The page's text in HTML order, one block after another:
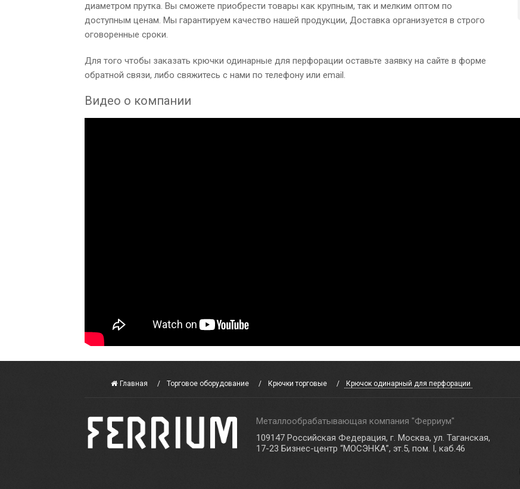
диаметром прутка. Вы сможете приобрести товары как крупным, так и мелким оптом по
доступным ценам. Мы гарантируем качество нашей продукции, Доставка организуется в строго
оговоренные сроки.
Для того чтобы заказать крючки одинарные для перфорации оставьте заявку на сайте в форме
обратной связи, либо свяжитесь с нами по телефону или email.
Видео о компании
Главная Торговое оборудование Крючки торговые Крючок одинарный для перфорации
Металлообрабатывающая компания "Ферриум"
109147 Российская Федерация, г. Москва, ул. Таганская,
17-23 Бизнес-центр “МОСЭНКА”, эт.5, пом. I, каб.46